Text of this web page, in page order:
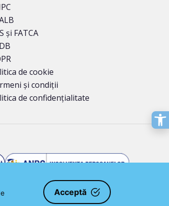
și FATCA
de cookie
și condiții
de confidențialitate
Acceptă